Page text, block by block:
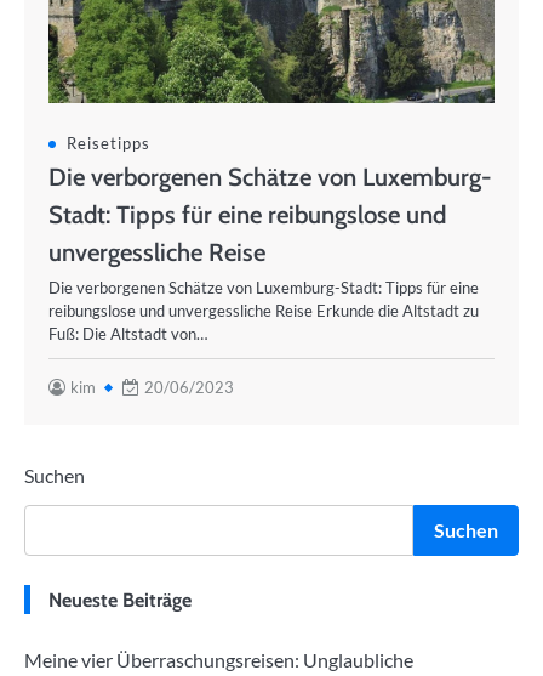
Reisetipps
Die verborgenen Schätze von Luxemburg-
Stadt: Tipps für eine reibungslose und
unvergessliche Reise
Die verborgenen Schätze von Luxemburg-Stadt: Tipps für eine
reibungslose und unvergessliche Reise Erkunde die Altstadt zu
Fuß: Die Altstadt von…
kim 20/06/2023
Suchen
Suchen
Neueste Beiträge
Meine vier Überraschungsreisen: Unglaubliche